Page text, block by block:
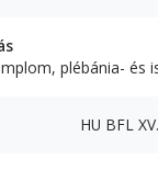
plébánia- és
HU BFL